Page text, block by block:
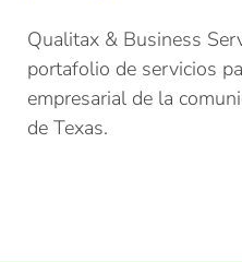
Qualitax & Business
portafolio de servicios
empresarial de la
de Texas.